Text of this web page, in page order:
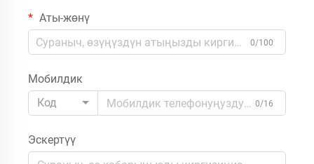
Аты-жөнү
0/100
Мобилдик
Код
0/16
Эскертүү